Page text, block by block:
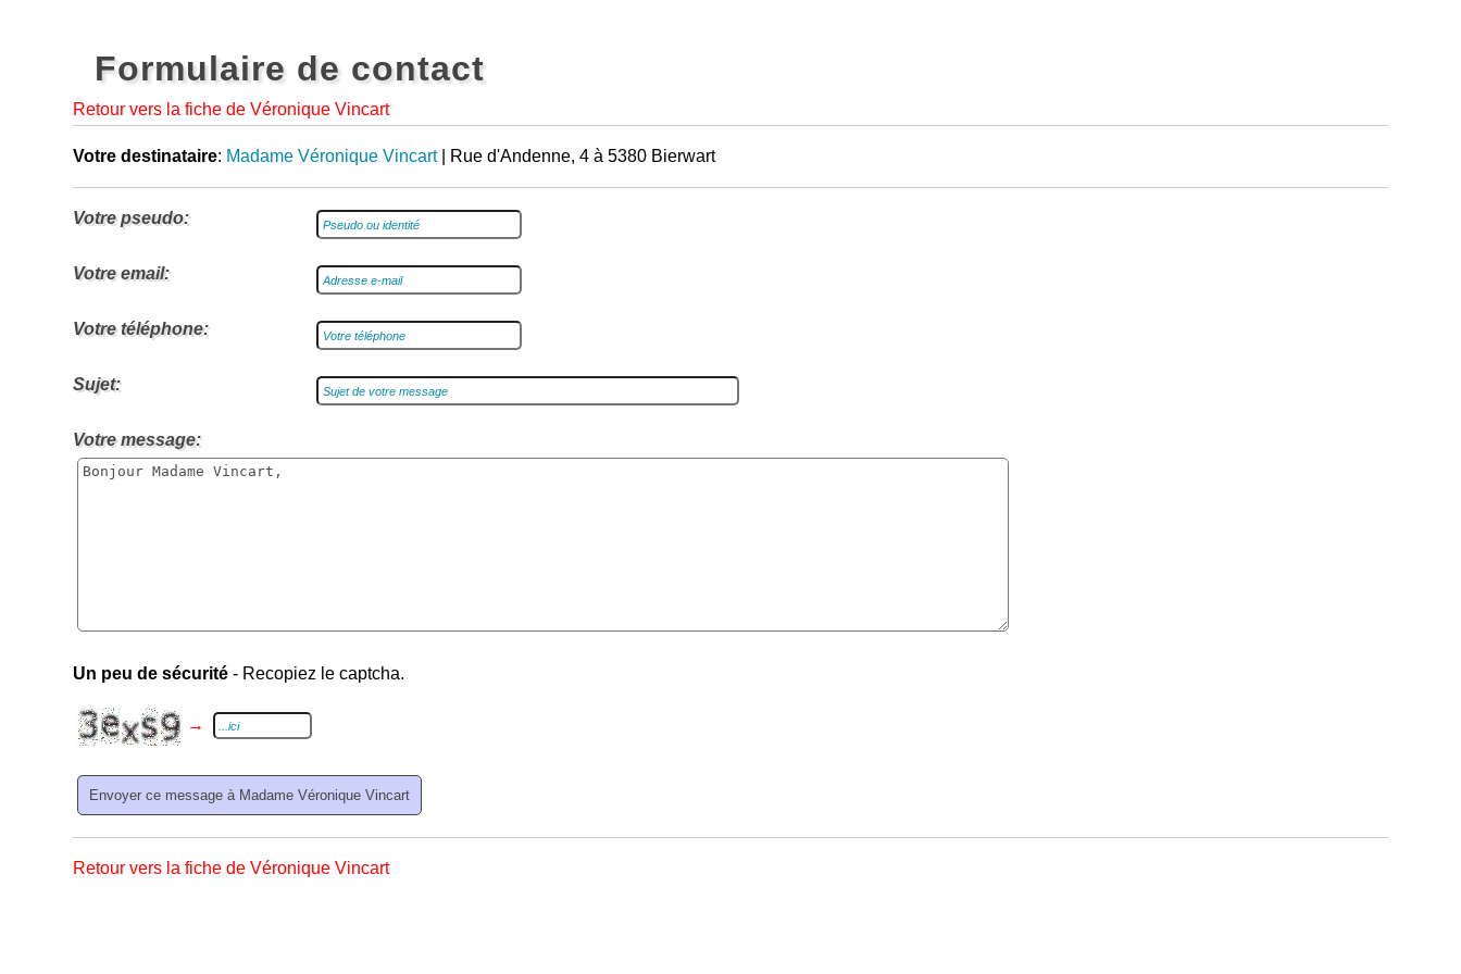
Formulaire de contact
Retour vers la fiche de Véronique Vincart
Votre destinataire: Madame Véronique Vincart| Rue d'Andenne, 4 à 5380 Bierwart
Votre pseudo:
Votre email:
Votre téléphone:
Sujet:
Votre message:
Un peu de sécurité - Recopiez le captcha.
→
Retour vers la fiche de Véronique Vincart